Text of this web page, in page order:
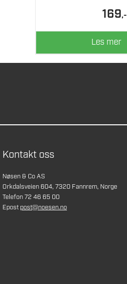
169,-
Les mer
Kontakt oss
Nøsen & Co AS
Orkdalsveien 604, 7320 Fannrem, Norge
Telefon 72 46 65 00
Epost post@noesen.no